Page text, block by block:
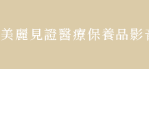
美麗見證醫療保養品影